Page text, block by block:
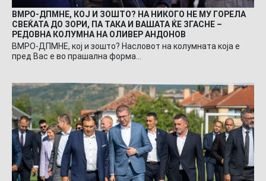
ВМРО-ДПМНЕ, КОЈ И ЗОШТО? НА НИКОГО НЕ МУ ГОРЕЛА
СВЕЌАТА ДО ЗОРИ, ПА ТАКА И ВАШАТА ЌЕ ЗГАСНЕ –
РЕДОВНА КОЛУМНА НА ОЛИВЕР АНДОНОВ
ВМРО-ДПМНЕ, кој и зошто? Насловот на колумната која е
пред Вас е во прашална форма…